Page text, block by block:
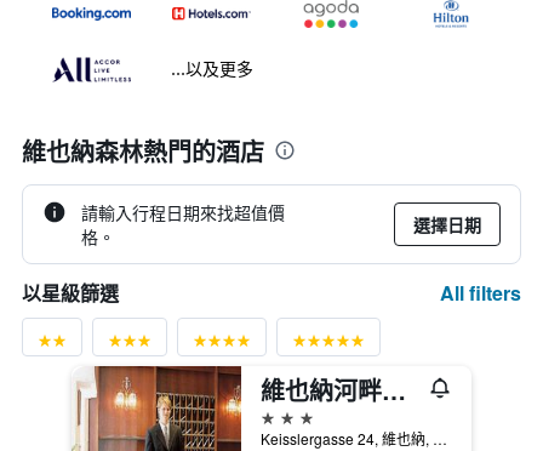
...以及更多
維也納森林熱門的酒店
請輸入行程日期來找超值價
格。
選擇日期
以星級篩選 All filters
維也納河畔酒店
3星級
Keisslergasse 24, 維也納, 維也納, 奧地利